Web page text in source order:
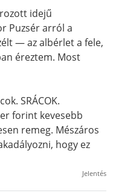
idejű
Puzsér arról a
— az albérlet a fele,
éreztem. Most
SRÁCOK.
forint kevesebb
remeg. Mészáros
hogy ez
Jelentés